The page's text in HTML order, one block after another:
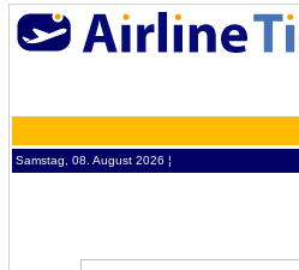
Samstag, 08. August 2026 ¦